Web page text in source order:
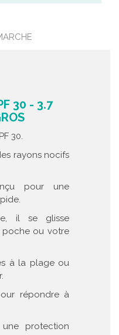
30 - 3.7
30.
rayons nocifs
pour une
il se glisse
poche ou votre
à la plage ou
répondre à
protection